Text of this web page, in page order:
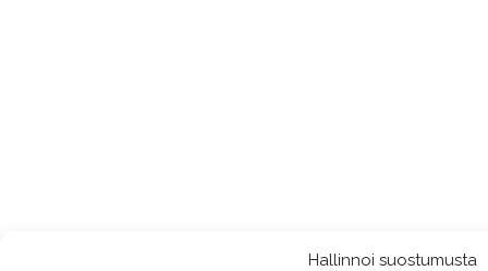
Hallinnoi suostumusta